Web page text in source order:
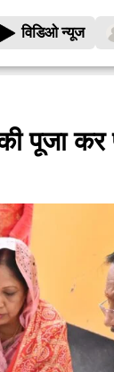
विडिओ न्यूज
पूजा कर